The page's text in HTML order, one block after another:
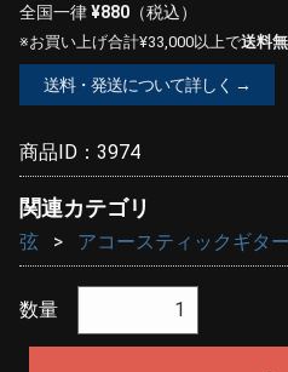
全国一律¥880 （税込）
※お買い上げ合計¥33,000以上で送料
送料・発送について詳しく →
商品ID： 3974
関連カテゴリ
弦 アコースティックギタ
数量